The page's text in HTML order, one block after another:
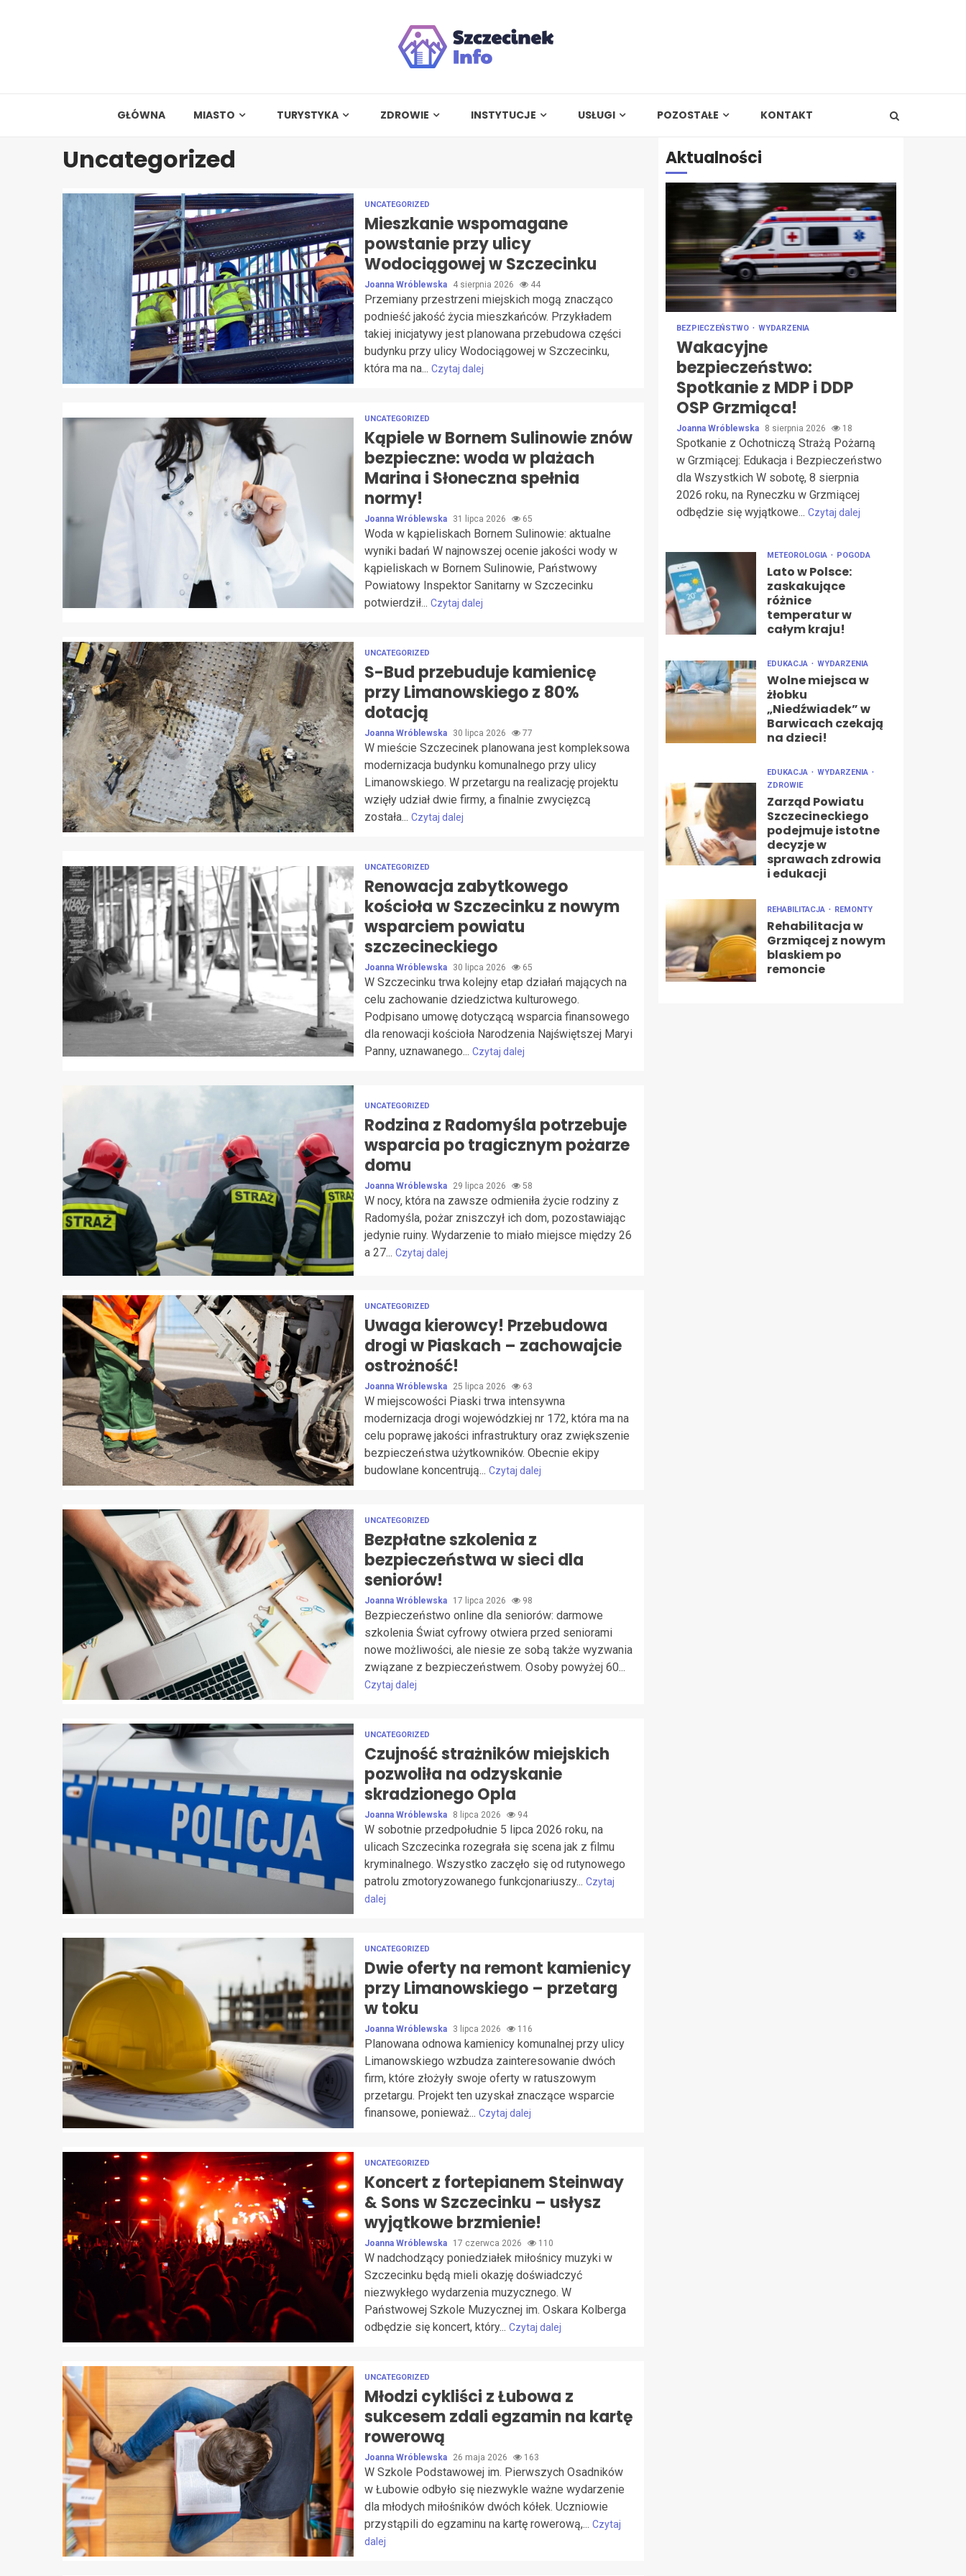
GŁÓWNA MIASTO TURYSTYKA ZDROWIE INSTYTUCJE USŁUGI POZOSTAŁE KONTAKT
Uncategorized
UNCATEGORIZED
Mieszkanie wspomagane
powstanie przy ulicy
Wodociągowej w Szczecinku
Joanna Wróblewska 4 sierpnia 2026 44
Przemiany przestrzeni miejskich mogą znacząco
podnieść jakość życia mieszkańców. Przykładem
takiej inicjatywy jest planowana przebudowa części
budynku przy ulicy Wodociągowej w Szczecinku,
która ma na... Czytaj dalej
UNCATEGORIZED
Kąpiele w Bornem Sulinowie znów
bezpieczne: woda w plażach
Marina i Słoneczna spełnia
normy!
Joanna Wróblewska 31 lipca 2026 65
Woda w kąpieliskach Bornem Sulinowie: aktualne
wyniki badań W najnowszej ocenie jakości wody w
kąpieliskach w Bornem Sulinowie, Państwowy
Powiatowy Inspektor Sanitarny w Szczecinku
potwierdził... Czytaj dalej
UNCATEGORIZED
S-Bud przebuduje kamienicę
przy Limanowskiego z 80%
dotacją
Joanna Wróblewska 30 lipca 2026 77
W mieście Szczecinek planowana jest kompleksowa
modernizacja budynku komunalnego przy ulicy
Limanowskiego. W przetargu na realizację projektu
wzięły udział dwie firmy, a finalnie zwycięzcą
została... Czytaj dalej
UNCATEGORIZED
Renowacja zabytkowego
kościoła w Szczecinku z nowym
wsparciem powiatu
szczecineckiego
Joanna Wróblewska 30 lipca 2026 65
W Szczecinku trwa kolejny etap działań mających na
celu zachowanie dziedzictwa kulturowego.
Podpisano umowę dotyczącą wsparcia finansowego
dla renowacji kościoła Narodzenia Najświętszej Maryi
Panny, uznawanego... Czytaj dalej
UNCATEGORIZED
Rodzina z Radomyśla potrzebuje
wsparcia po tragicznym pożarze
domu
Joanna Wróblewska 29 lipca 2026 58
W nocy, która na zawsze odmieniła życie rodziny z
Radomyśla, pożar zniszczył ich dom, pozostawiając
jedynie ruiny. Wydarzenie to miało miejsce między 26
a 27... Czytaj dalej
UNCATEGORIZED
Uwaga kierowcy! Przebudowa
drogi w Piaskach – zachowajcie
ostrożność!
Joanna Wróblewska 25 lipca 2026 63
W miejscowości Piaski trwa intensywna
modernizacja drogi wojewódzkiej nr 172, która ma na
celu poprawę jakości infrastruktury oraz zwiększenie
bezpieczeństwa użytkowników. Obecnie ekipy
budowlane koncentrują... Czytaj dalej
UNCATEGORIZED
Bezpłatne szkolenia z
bezpieczeństwa w sieci dla
seniorów!
Joanna Wróblewska 17 lipca 2026 98
Bezpieczeństwo online dla seniorów: darmowe
szkolenia Świat cyfrowy otwiera przed seniorami
nowe możliwości, ale niesie ze sobą także wyzwania
związane z bezpieczeństwem. Osoby powyżej 60...
Czytaj dalej
UNCATEGORIZED
Czujność strażników miejskich
pozwoliła na odzyskanie
skradzionego Opla
Joanna Wróblewska 8 lipca 2026 94
W sobotnie przedpołudnie 5 lipca 2026 roku, na
ulicach Szczecinka rozegrała się scena jak z filmu
kryminalnego. Wszystko zaczęło się od rutynowego
patrolu zmotoryzowanego funkcjonariuszy... Czytaj
dalej
UNCATEGORIZED
Dwie oferty na remont kamienicy
przy Limanowskiego – przetarg
w toku
Joanna Wróblewska 3 lipca 2026 116
Planowana odnowa kamienicy komunalnej przy ulicy
Limanowskiego wzbudza zainteresowanie dwóch
firm, które złożyły swoje oferty w ratuszowym
przetargu. Projekt ten uzyskał znaczące wsparcie
finansowe, ponieważ... Czytaj dalej
UNCATEGORIZED
Koncert z fortepianem Steinway
& Sons w Szczecinku – usłysz
wyjątkowe brzmienie!
Joanna Wróblewska 17 czerwca 2026 110
W nadchodzący poniedziałek miłośnicy muzyki w
Szczecinku będą mieli okazję doświadczyć
niezwykłego wydarzenia muzycznego. W
Państwowej Szkole Muzycznej im. Oskara Kolberga
odbędzie się koncert, który... Czytaj dalej
UNCATEGORIZED
Młodzi cykliści z Łubowa z
sukcesem zdali egzamin na kartę
rowerową
Joanna Wróblewska 26 maja 2026 163
W Szkole Podstawowej im. Pierwszych Osadników
w Łubowie odbyło się niezwykle ważne wydarzenie
dla młodych miłośników dwóch kółek. Uczniowie
przystąpili do egzaminu na kartę rowerową,... Czytaj
dalej
Aktualności
BEZPIECZEŃSTWO WYDARZENIA
Wakacyjne
bezpieczeństwo:
Spotkanie z MDP i DDP
OSP Grzmiąca!
Joanna Wróblewska 8 sierpnia 2026 18
Spotkanie z Ochotniczą Strażą Pożarną
w Grzmiącej: Edukacja i Bezpieczeństwo
dla Wszystkich W sobotę, 8 sierpnia
2026 roku, na Ryneczku w Grzmiącej
odbędzie się wyjątkowe... Czytaj dalej
METEOROLOGIA POGODA
Lato w Polsce:
zaskakujące
różnice
temperatur w
całym kraju!
EDUKACJA WYDARZENIA
Wolne miejsca w
żłobku
„Niedźwiadek” w
Barwicach czekają
na dzieci!
EDUKACJA
WYDARZENIA
ZDROWIE
Zarząd Powiatu
Szczecineckiego
podejmuje istotne
decyzje w
sprawach zdrowia
i edukacji
REHABILITACJA REMONTY
Rehabilitacja w
Grzmiącej z nowym
blaskiem po
remoncie